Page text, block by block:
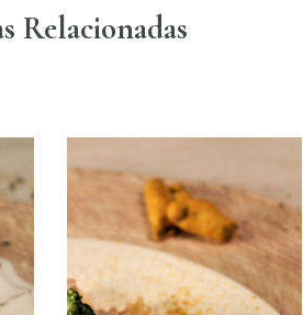
Relacionadas